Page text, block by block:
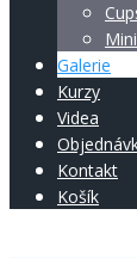
Galerie
Kurzy
Videa
Kontakt
Košík